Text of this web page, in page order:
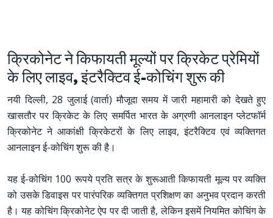
क्रिकोनेट ने किफायती मूल्यों पर क्रिकेट प्रेमियों
के लिए लाइव, इंटरैक्टिव ई-कोचिंग शुरू की
नयी दिल्ली, 28 जुलाई (वार्ता) मौजूदा समय में जारी महामारी को देखते हुए
खासतौर पर क्रिकेट के लिए समर्पित भारत के अग्रणी आनलाइन प्लेटफाॅर्म
क्रिकोनेट ने आकांक्षी क्रिकेटरों के लिए लाइव, इंटरैक्टिव एवं व्यक्तिगत
आनलाइन ई-कोचिंग शुरू की है।
यह ई-कोचिंग 100 रूपये प्रति सत्र के शुरूआती किफायती मूल्य पर व्यक्ति
को उसके डिवाइस पर पारंपरिक व्यक्तिगत प्रशिक्षण का अनुभव प्रदान करती
है। यह कोचिंग क्रिकोनेट ऐप पर दी जाती है, लेकिन इसमें नियमित कोचिंग के